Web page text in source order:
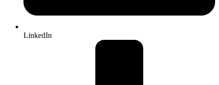
LinkedIn